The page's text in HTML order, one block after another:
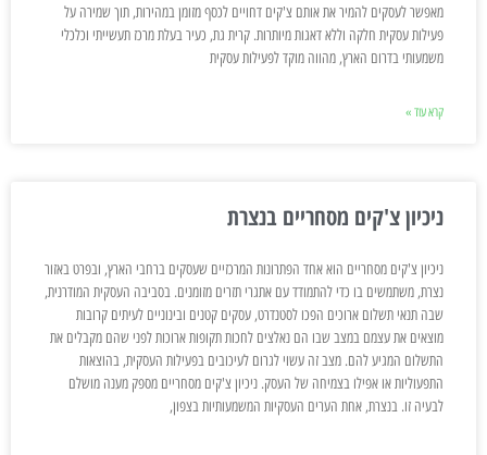
מאפשר לעסקים להמיר את אותם צ'קים דחויים לכסף מזומן במהירות, תוך שמירה על
פעילות עסקית חלקה וללא דאגות מיותרות. קרית גת, כעיר בעלת מרכז תעשייתי וכלכלי
משמעותי בדרום הארץ, מהווה מוקד לפעילות עסקית
קרא עוד »
ניכיון צ'קים מסחריים בנצרת
ניכיון צ'קים מסחריים הוא אחד הפתרונות המרכזיים שעסקים ברחבי הארץ, ובפרט באזור
נצרת, משתמשים בו כדי להתמודד עם אתגרי תזרים מזומנים. בסביבה העסקית המודרנית,
שבה תנאי תשלום ארוכים הפכו לסטנדרט, עסקים קטנים ובינוניים לעיתים קרובות
מוצאים את עצמם במצב שבו הם נאלצים לחכות תקופות ארוכות לפני שהם מקבלים את
התשלום המגיע להם. מצב זה עשוי לגרום לעיכובים בפעילות העסקית, בהוצאות
התפעוליות או אפילו בצמיחה של העסק. ניכיון צ'קים מסחריים מספק מענה מושלם
לבעיה זו. בנצרת, אחת הערים העסקיות המשמעותיות בצפון,